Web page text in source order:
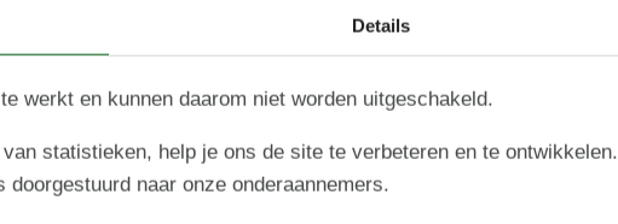
Details
werkt en kunnen daarom niet worden uitgeschakeld.
statistieken, help je ons de site te verbeteren en te ontwikkelen.
naar onze onderaannemers.